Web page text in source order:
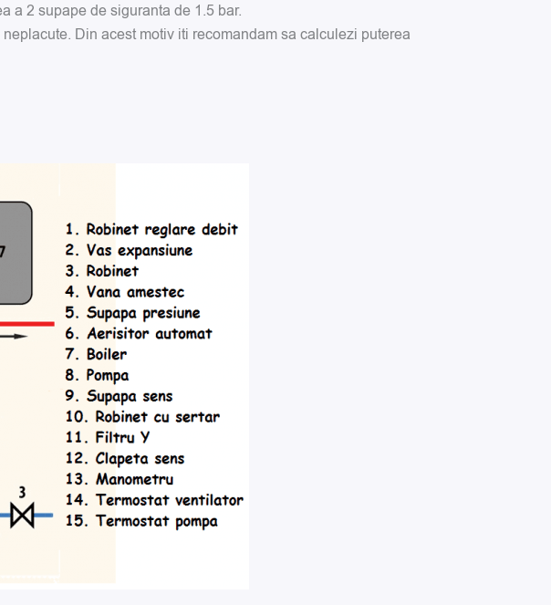
a 2 supape de siguranta de 1.5 bar.
Din acest motiv iti recomandam sa calculezi puterea